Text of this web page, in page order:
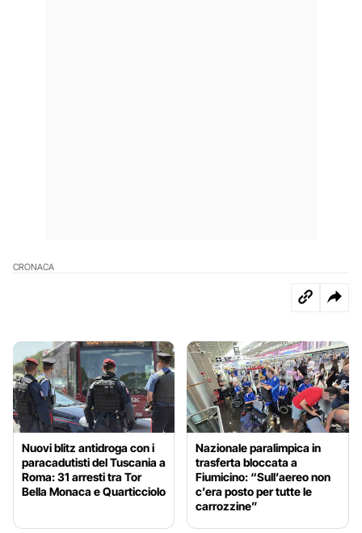
CRONACA
Nuovi blitz antidroga con i
paracadutisti del Tuscania a
Roma: 31 arresti tra Tor
Bella Monaca e Quarticciolo
Nazionale paralimpica in
trasferta bloccata a
Fiumicino: “Sull’aereo non
c’era posto per tutte le
carrozzine”